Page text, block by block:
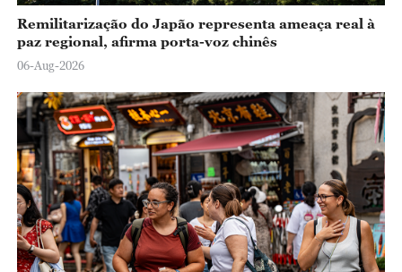
Remilitarização do Japão representa ameaça real à
paz regional, afirma porta-voz chinês
06-Aug-2026